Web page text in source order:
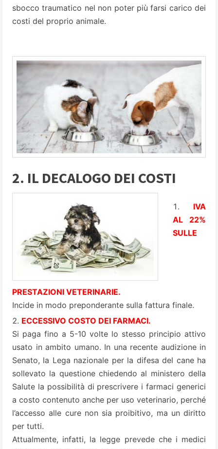
sbocco traumatico nel non poter più farsi carico dei
costi del proprio animale.
2. IL DECALOGO DEI COSTI
IVA
AL 22%
SULLE
PRESTAZIONI VETERINARIE.
Incide in modo preponderante sulla fattura finale.
ECCESSIVO COSTO DEI FARMACI.
Si paga fino a 5-10 volte lo stesso principio attivo
usato in ambito umano. In una recente audizione in
Senato, la Lega nazionale per la difesa del cane ha
sollevato la questione chiedendo al ministero della
Salute la possibilità di prescrivere i farmaci generici
a costo contenuto anche per uso veterinario, perché
l’accesso alle cure non sia proibitivo, ma un diritto
per tutti.
Attualmente, infatti, la legge prevede che i medici